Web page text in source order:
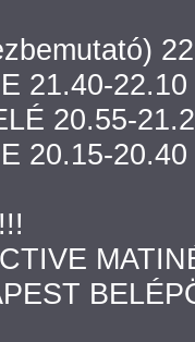
21.40-22.10
20.55-
20.15-20.40